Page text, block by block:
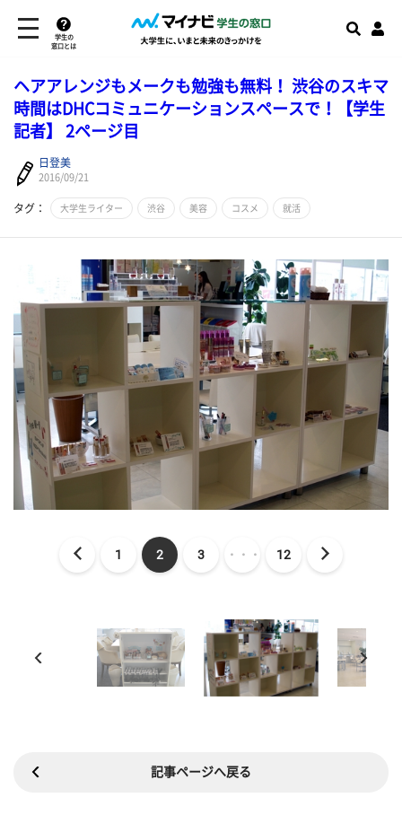
学生の
窓口とは
ヘアアレンジもメークも勉強も無料！ 渋谷のスキマ
時間はDHCコミュニケーションスペースで！【学生
記者】 2ページ目
日登美
2016/09/21
タグ： 大学生ライター 渋谷 美容 コスメ 就活
1 2 3 ・・・ 12
記事ページへ戻る